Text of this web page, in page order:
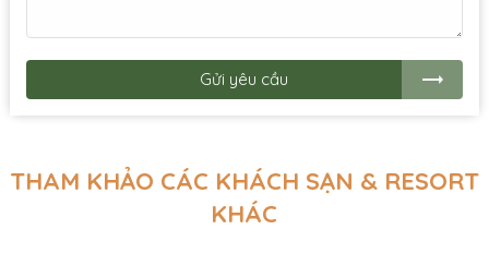
Gửi yêu cầu
THAM KHẢO CÁC KHÁCH SẠN & RESORT
KHÁC